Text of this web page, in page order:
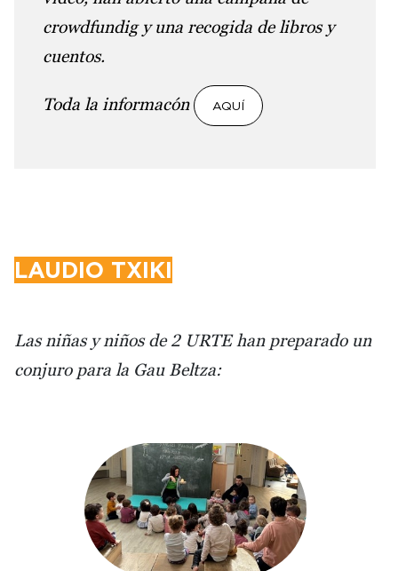
crowdfundig y una recogida de libros y
cuentos.
Toda la informacón AQUÍ
LAUDIO TXIKI
Las niñas y niños de 2 URTE han preparado un
conjuro para la Gau Beltza: